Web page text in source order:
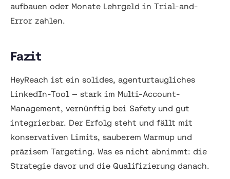
aufbauen oder Monate Lehrgeld in Trial-and-
Error zahlen.
Fazit
HeyReach ist ein solides, agenturtaugliches
LinkedIn-Tool — stark im Multi-Account-
Management, vernünftig bei Safety und gut
integrierbar. Der Erfolg steht und fällt mit
konservativen Limits, sauberem Warmup und
präzisem Targeting. Was es nicht abnimmt: die
Strategie davor und die Qualifizierung danach.